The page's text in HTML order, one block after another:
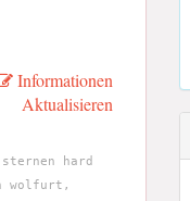
Informationen
Aktualisieren
hard
wolfurt,